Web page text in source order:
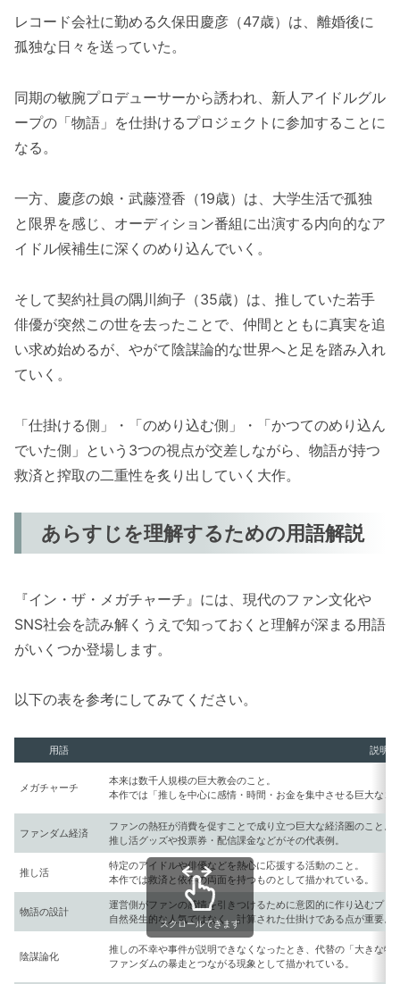
レコード会社に勤める久保田慶彦（47歳）は、離婚後に
孤独な日々を送っていた。
同期の敏腕プロデューサーから誘われ、新人アイドルグル
ープの「物語」を仕掛けるプロジェクトに参加することに
なる。
一方、慶彦の娘・武藤澄香（19歳）は、大学生活で孤独
と限界を感じ、オーディション番組に出演する内向的なア
イドル候補生に深くのめり込んでいく。
そして契約社員の隅川絢子（35歳）は、推していた若手
俳優が突然この世を去ったことで、仲間とともに真実を追
い求め始めるが、やがて陰謀論的な世界へと足を踏み入れ
ていく。
「仕掛ける側」・「のめり込む側」・「かつてのめり込ん
でいた側」という3つの視点が交差しながら、物語が持つ
救済と搾取の二重性を炙り出していく大作。
あらすじを理解するための用語解説
『イン・ザ・メガチャーチ』には、現代のファン文化や
SNS社会を読み解くうえで知っておくと理解が深まる用語
がいくつか登場します。
以下の表を参考にしてみてください。
用語 説明
メガチャーチ
本来は数千人規模の巨大教会のこと。
本作では「推しを中心に感情・時間・お金を集中させる巨大な
ファンダム経済
ファンの熱狂が消費を促すことで成り立つ巨大な経済圏のこと。
推し活グッズや投票券・配信課金などがその代表例。
推し活
特定のアイドルや俳優などを熱心に応援する活動のこと。
本作では救済と依存の両面を持つものとして描かれている。
物語の設計
運営側がファンの感情を引きつけるために意図的に作り込むプロ
自然発生的な人気ではなく、計算された仕掛けである点が重要。
陰謀論化
推しの不幸や事件が説明できなくなったとき、代替の「大きな
ファンダムの暴走とつながる現象として描かれている。
スクロールできます